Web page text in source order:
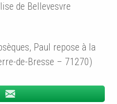
de Bellevesvre
Paul repose à la
de-Bresse – 71270)